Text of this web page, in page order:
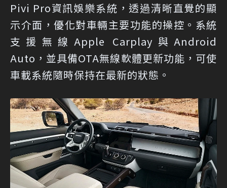
Pivi Pro資訊娛樂系統，透過清晰直覺的顯
示介面，優化對車輛主要功能的操控。系統
支援無線Apple Carplay與Android
Auto，並具備OTA無線軟體更新功能，可使
車載系統隨時保持在最新的狀態。